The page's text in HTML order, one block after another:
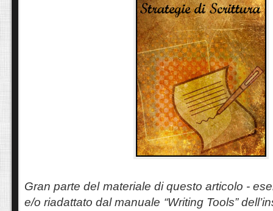
Gran parte del materiale di questo articolo -
e/o riadattato dal manuale “Writing Tools”